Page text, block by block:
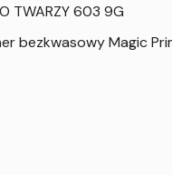
TWARZY 603 9G
bezkwasowy Magic